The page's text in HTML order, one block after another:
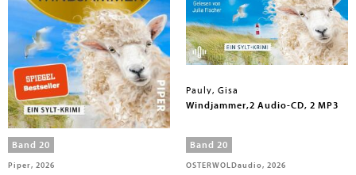
Pauly, Gisa
Windjammer
Band 20
Piper, 2026
Pauly, Gisa
Windjammer,2 Audio-CD, 2 MP3
Band 20
OSTERWOLDaudio, 2026